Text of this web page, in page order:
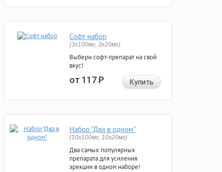
Софт набор
(3x100мг, 3x20мг)
Выбери софт-препарат на свой
вкус!
от 117Р Купить
Набор "Два в одном"
(10x100мг, 10x20мг)
Два самых популярных
препарата для усиления
эрекции в одном наборе!